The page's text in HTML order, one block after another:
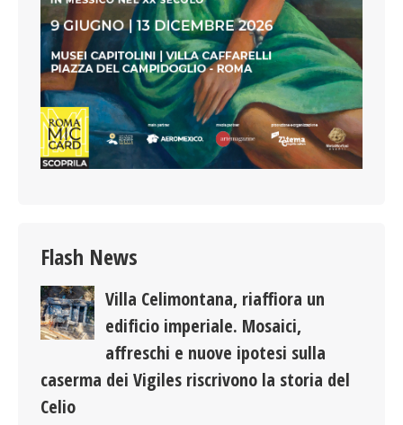
Flash News
Villa Celimontana, riaffiora un
edificio imperiale. Mosaici,
affreschi e nuove ipotesi sulla
caserma dei Vigiles riscrivono la storia del
Celio